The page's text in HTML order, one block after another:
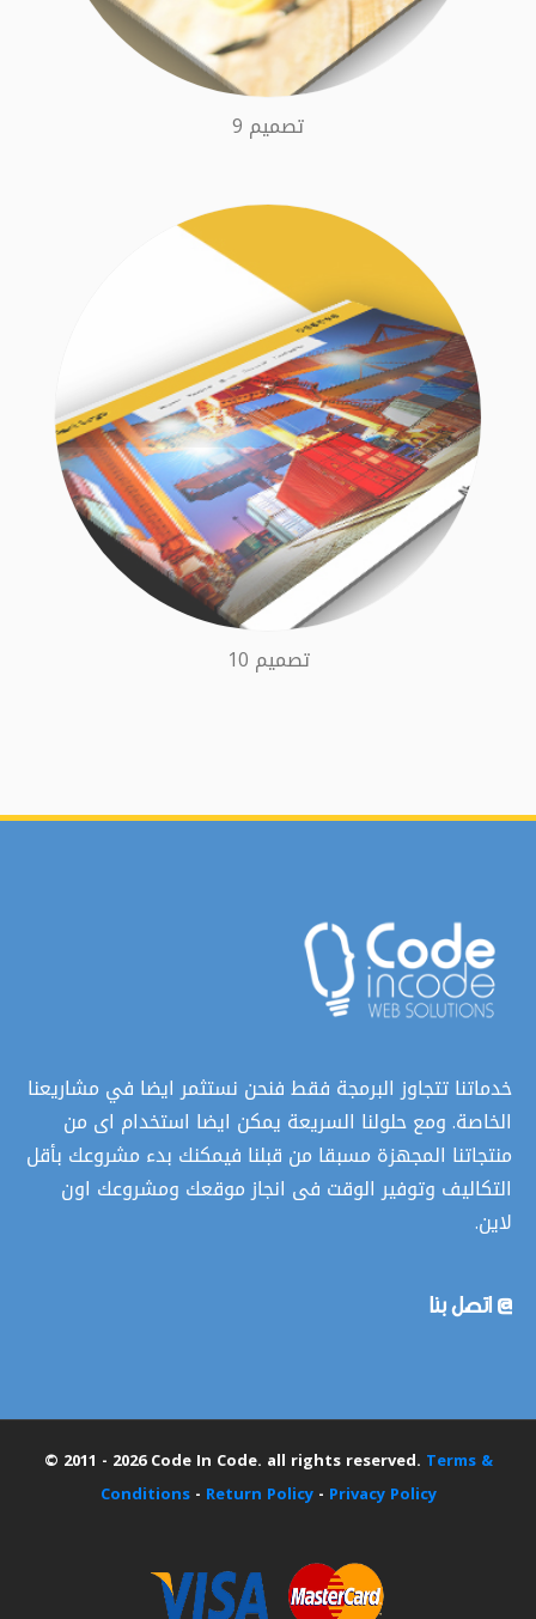
تصميم 9
تصميم 10
خدماتنا تتجاوز البرمجة فقط فنحن نستثمر ايضا في مشاريعنا
الخاصة. ومع حلولنا السريعة يمكن ايضا استخدام اى من
منتجاتنا المجهزة مسبقا من قبلنا فيمكنك بدء مشروعك بأقل
التكاليف وتوفير الوقت فى انجاز موقعك ومشروعك اون
لاين.
@ اتصل بنا
© 2011 - 2026 Code In Code. all rights reserved. Terms &
Conditions- Return Policy- Privacy Policy